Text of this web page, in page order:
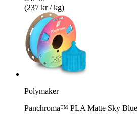
(237 kr / kg)
Polymaker
Panchroma™ PLA Matte Sky Blue